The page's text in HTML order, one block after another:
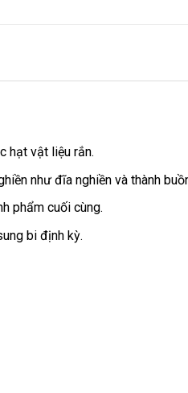
hạt vật liệu rắn.
như đĩa nghiền và thành
phẩm cuối cùng.
bi định kỳ.